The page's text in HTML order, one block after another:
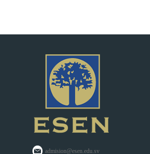
admision@esen.edu.sv